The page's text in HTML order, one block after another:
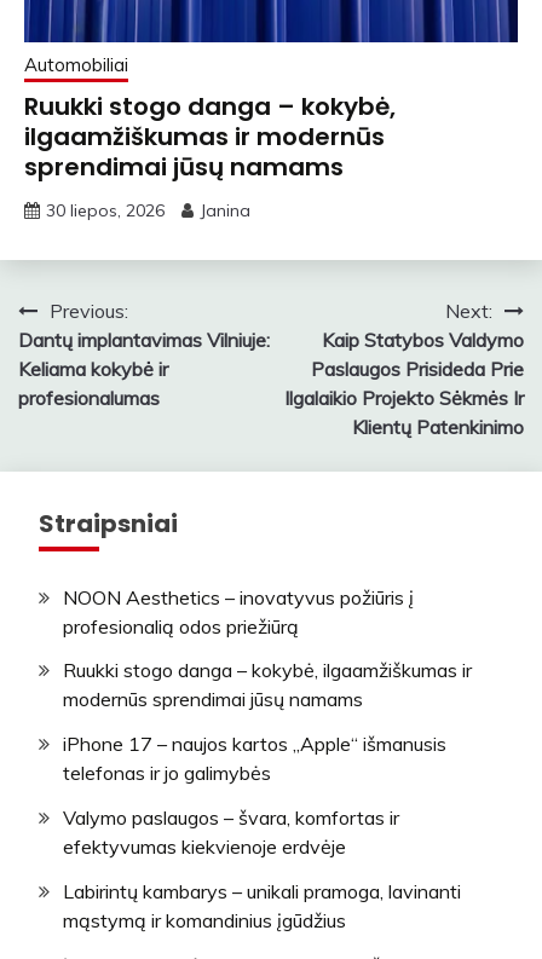
Automobiliai
Ruukki stogo danga – kokybė,
ilgaamžiškumas ir modernūs
sprendimai jūsų namams
30 liepos, 2026 Janina
Navigacija
tarp
įrašų
Previous:
Dantų implantavimas Vilniuje:
Keliama kokybė ir
profesionalumas
Next:
Kaip Statybos Valdymo
Paslaugos Prisideda Prie
Ilgalaikio Projekto Sėkmės Ir
Klientų Patenkinimo
Straipsniai
NOON Aesthetics – inovatyvus požiūris į
profesionalią odos priežiūrą
Ruukki stogo danga – kokybė, ilgaamžiškumas ir
modernūs sprendimai jūsų namams
iPhone 17 – naujos kartos „Apple“ išmanusis
telefonas ir jo galimybės
Valymo paslaugos – švara, komfortas ir
efektyvumas kiekvienoje erdvėje
Labirintų kambarys – unikali pramoga, lavinanti
mąstymą ir komandinius įgūdžius